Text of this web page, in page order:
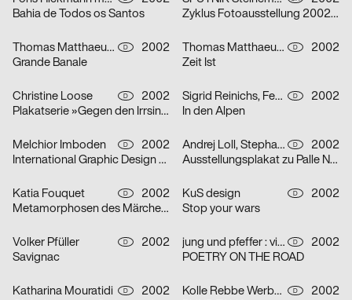
Bahia de Todos os Santos
Zyklus Fotoausstellung 2002 in der Luzerner Designgalerie – Serie von drei Plakaten
Thomas Matthaeus Müller D
2002
Grande Banale
Thomas Matthaeus Müller D
2002
Zeit Ist
Christine Loose D
2002
Plakatserie »Gegen den Irrsinn«
Sigrid Reinichs, Fenja Spiess D
2002
In den Alpen
Melchior Imboden D
2002
International Graphic Design Education Forum Beijin, China 2002 – Serie von zwei Plakaten
Andrej Loll, Stephanie Marx D
2002
Ausstellungsplakat zu Palle Nielsen
Katia Fouquet D
2002
Metamorphosen des Märchens
KuS design D
2002
Stop your wars
Volker Pfüller D
2002
Savignac
jung und pfeffer : visuelle Kommunikation D
2002
POETRY ON THE ROAD
Katharina Mouratidi D
2002
Kolle Rebbe Werbeagentur GmbH D
2002